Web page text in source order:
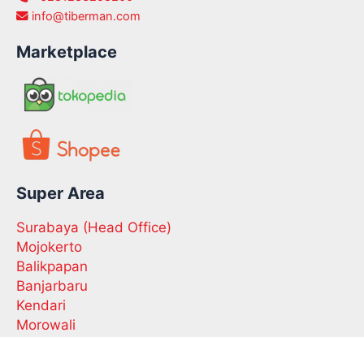
info@tiberman.com
Marketplace
Super Area
Surabaya (Head Office)
Mojokerto
Balikpapan
Banjarbaru
Kendari
Morowali